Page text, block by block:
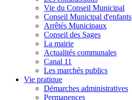
Vie du Conseil Municipal
Conseil Municipal d'enfants
Arrêtés Municipaux
Conseil des Sages
La mairie
Actualités communales
Canal 11
Les marchés publics
Vie pratique
Démarches administratives
Permanences